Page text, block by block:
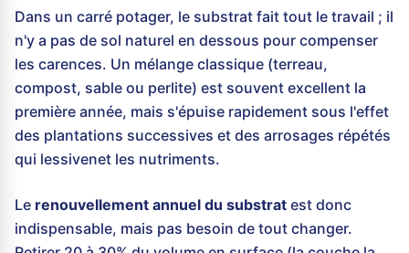
Dans un carré potager, le substrat fait tout le travail ; il
n'y a pas de sol naturel en dessous pour compenser
les carences. Un mélange classique (terreau,
compost, sable ou perlite) est souvent excellent la
première année, mais s'épuise rapidement sous l'effet
des plantations successives et des arrosages répétés
qui lessivenet les nutriments.
Le renouvellement annuel du substrat est donc
indispensable, mais pas besoin de tout changer.